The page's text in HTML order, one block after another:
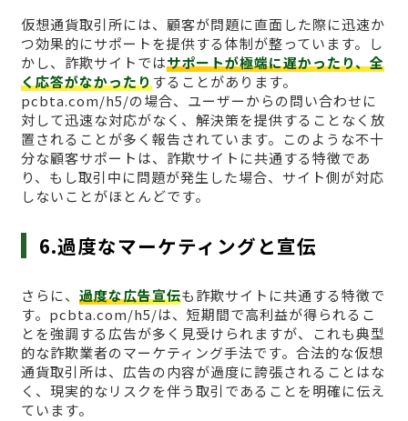
仮想通貨取引所には、顧客が問題に直面した際に迅速か
つ効果的にサポートを提供する体制が整っています。し
かし、詐欺サイトではサポートが極端に遅かったり、全
く応答がなかったりすることがあります。
pcbta.com/h5/の場合、ユーザーからの問い合わせに
対して迅速な対応がなく、解決策を提供することなく放
置されることが多く報告されています。このような不十
分な顧客サポートは、詐欺サイトに共通する特徴であ
り、もし取引中に問題が発生した場合、サイト側が対応
しないことがほとんどです。
6.過度なマーケティングと宣伝
さらに、 過度な広告宣伝も詐欺サイトに共通する特徴で
す。pcbta.com/h5/は、短期間で高利益が得られるこ
とを強調する広告が多く見受けられますが、これも典型
的な詐欺業者のマーケティング手法です。合法的な仮想
通貨取引所は、広告の内容が過度に誇張されることはな
く、現実的なリスクを伴う取引であることを明確に伝え
ています。